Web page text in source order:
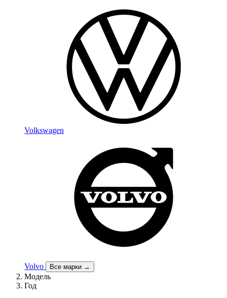
Volkswagen
Volvo Все марки →
Модель
Год